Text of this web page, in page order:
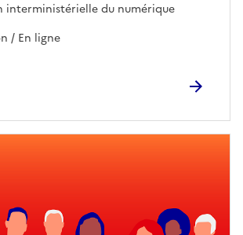
interministérielle du numérique
/ En ligne